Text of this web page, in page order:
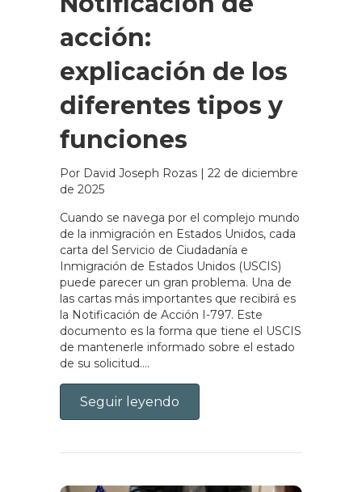
acción:
explicación de los
diferentes tipos y
funciones
Por David Joseph Rozas | 22 de diciembre
de 2025
Cuando se navega por el complejo mundo
de la inmigración en Estados Unidos, cada
carta del Servicio de Ciudadanía e
Inmigración de Estados Unidos (USCIS)
puede parecer un gran problema. Una de
las cartas más importantes que recibirá es
la Notificación de Acción I-797. Este
documento es la forma que tiene el USCIS
de mantenerle informado sobre el estado
de su solicitud....
Seguir leyendo